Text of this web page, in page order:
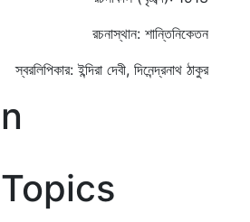
রচনাস্থান: শান্তিনিকেতন
স্বরলিপিকার: ইন্দিরা দেবী, দিনেন্দ্রনাথ ঠাকুর